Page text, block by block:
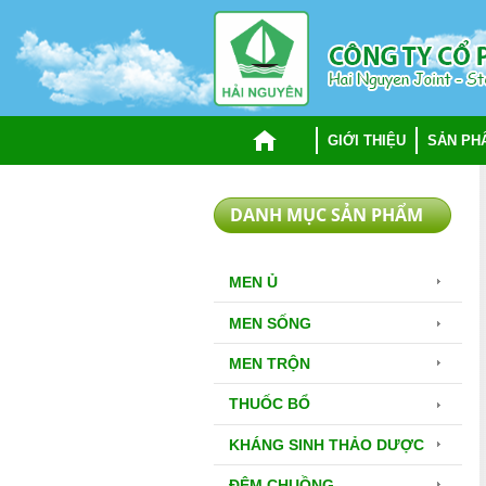
TRANG CHỦ GIỚI THIỆU SẢN
DANH MỤC SẢN PHẨM
MEN Ủ
MEN SỐNG
MEN TRỘN
THUỐC BỔ
KHÁNG SINH THẢO DƯỢC